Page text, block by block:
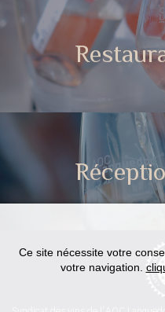
Ce site nécessite votre
votre navigation.